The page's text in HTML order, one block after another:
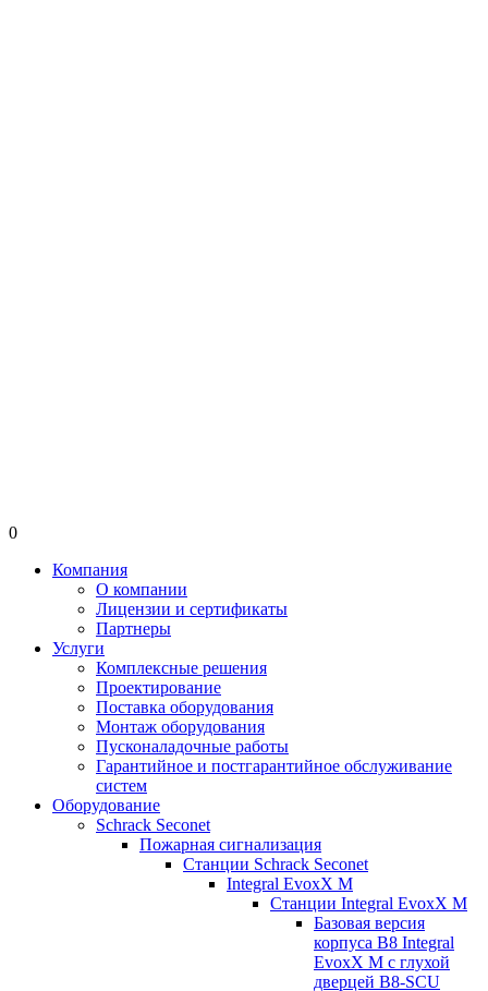
0
Компания
О компании
Лицензии и сертификаты
Партнеры
Услуги
Комплексные решения
Проектирование
Поставка оборудования
Монтаж оборудования
Пусконаладочные работы
Гарантийное и постгарантийное обслуживание
систем
Оборудование
Schrack Seconet
Пожарная сигнализация
Станции Schrack Seconet
Integral EvoxX M
Станции Integral EvoxX M
Базовая версия
корпуса B8 Integral
EvoxX M с глухой
дверцей B8-SCU